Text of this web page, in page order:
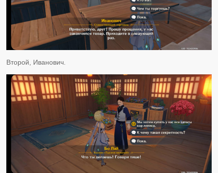
Второй, Иванович.